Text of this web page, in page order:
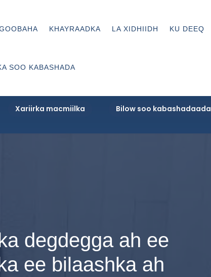
KHAYRAADKA LA XIDHIIDH KU DEEQ
SOO KABASHADA
Xariirka macmiilka Bilow soo kabashadaada
degdegga ah ee
ee bilaashka ah